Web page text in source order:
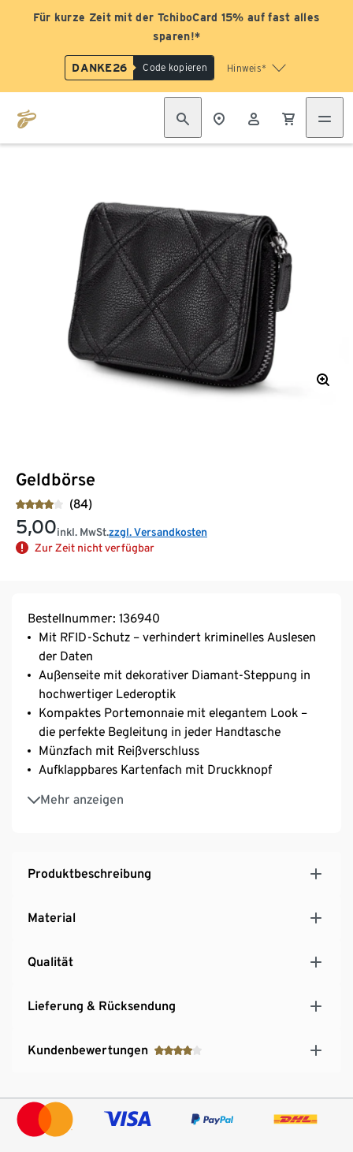
Für kurze Zeit mit der TchiboCard 15% auf fast alles
sparen!*
DANKE26 Code kopieren Hinweis*
Geldbörse
(84)
5,00inkl. MwSt.zzgl. Versandkosten
Zur Zeit nicht verfügbar
Bestellnummer: 136940
Mit RFID-Schutz – verhindert kriminelles Auslesen
der Daten
Außenseite mit dekorativer Diamant-Steppung in
hochwertiger Lederoptik
Kompaktes Portemonnaie mit elegantem Look –
die perfekte Begleitung in jeder Handtasche
Münzfach mit Reißverschluss
Aufklappbares Kartenfach mit Druckknopf
Mehr anzeigen
Inkl. Einkaufswagenchip
Kartenfach mit diversen praktischen Steckfächern
Produktbeschreibung
Material
Qualität
Lieferung & Rücksendung
Kundenbewertungen